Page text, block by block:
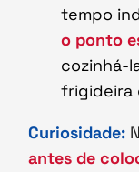
tempo
o ponto
cozinhá-
frigideira
Curiosidade:
antes de